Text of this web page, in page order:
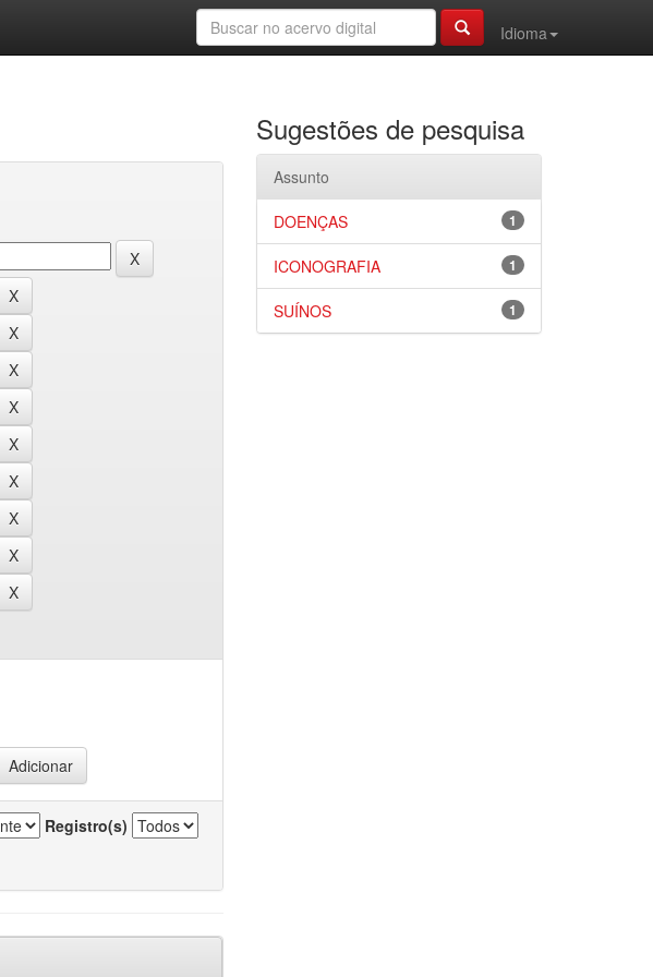
Idioma
Registro(s)
Sugestões de pesquisa
Assunto
1
DOENÇAS
1
ICONOGRAFIA
1
SUÍNOS